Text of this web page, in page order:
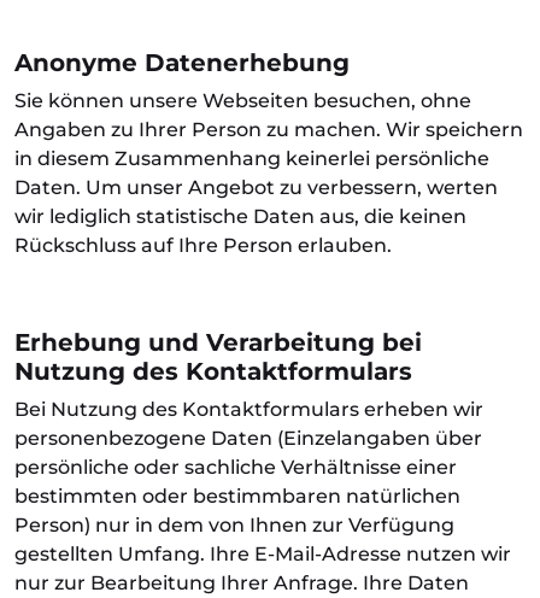
Anonyme Datenerhebung
Sie können unsere Webseiten besuchen, ohne
Angaben zu Ihrer Person zu machen. Wir speichern
in diesem Zusammenhang keinerlei persönliche
Daten. Um unser Angebot zu verbessern, werten
wir lediglich statistische Daten aus, die keinen
Rückschluss auf Ihre Person erlauben.
Erhebung und Verarbeitung bei
Nutzung des Kontaktformulars
Bei Nutzung des Kontaktformulars erheben wir
personenbezogene Daten (Einzelangaben über
persönliche oder sachliche Verhältnisse einer
bestimmten oder bestimmbaren natürlichen
Person) nur in dem von Ihnen zur Verfügung
gestellten Umfang. Ihre E-Mail-Adresse nutzen wir
nur zur Bearbeitung Ihrer Anfrage. Ihre Daten